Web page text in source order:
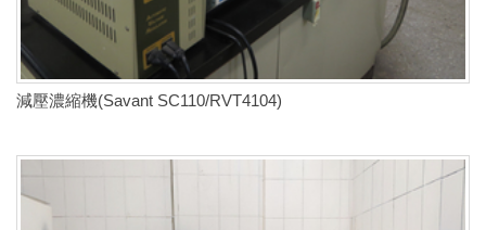
減壓濃縮機(Savant SC110/RVT4104)